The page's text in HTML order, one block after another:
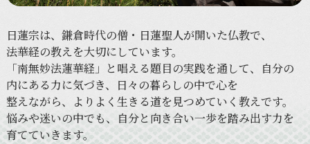
日蓮宗は、 鎌倉時代の僧・日蓮聖人が開いた仏教で、
法華経の教えを大切にしています。
「南無妙法蓮華経」と唱える題目の実践を通して、
自分の
内にある力に気づき、 日々の暮らしの中で心を
整えながら、
より よく 生きる道を見つめていく 教えです。
悩みや迷いの中でも、 自分と向き合い一歩を踏み出す力を
育てていきます。